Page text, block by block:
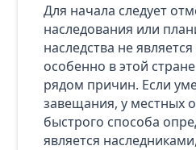
Для начала следует
наследования или
наследства не
особенно в этой
рядом причин. Если
завещания, у местных
быстрого способа
является